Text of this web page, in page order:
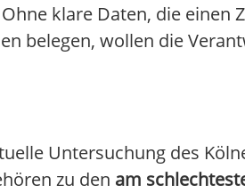
klare Daten, die einen
belegen, wollen die
Untersuchung des
zu den am